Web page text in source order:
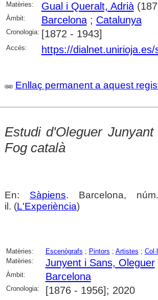
Matèries:
Gual i Queralt, Adrià
Àmbit: Barcelona; Catalunya
Cronologia: [1872 - 1943]
Accés: https://
Enllaç permanent a aquest
Estudi d'Oleguer
Fog català
En: Sàpiens. Barcelona,
il. (L'Experiència)
Matèries: Escenògrafs ; Pintors ; Artistes ;
Matèries:
Junyent i Sans, Oleguer
Àmbit: Barcelona
Cronologia: [1876 - 1956]; 2020